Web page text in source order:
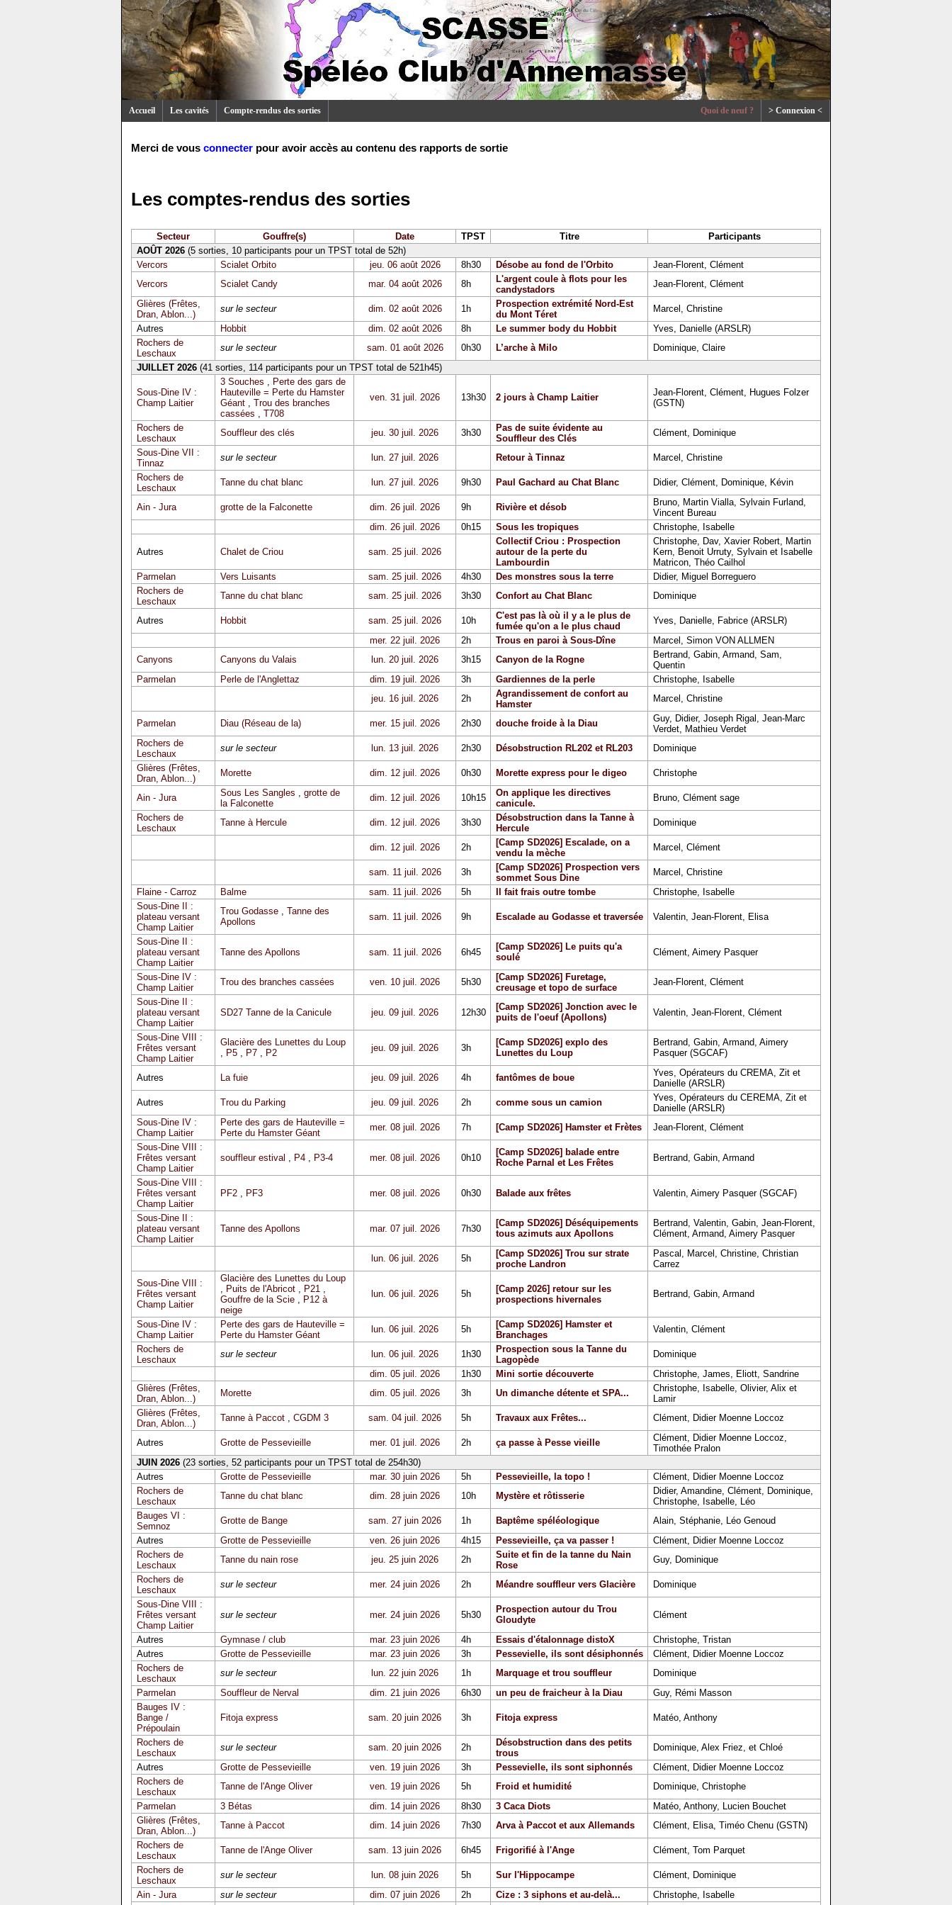
Accueil Les cavités Compte-rendus des sorties > Connexion <
Quoi de neuf ?
Merci de vous connecter pour avoir accès au contenu des rapports de sortie
Les comptes-rendus des sorties
Secteur Gouffre(s) Date TPST Titre
Participants
AOÛT 2026(5 sorties, 10 participants pour un TPST total de 52h)
Vercors
Scialet Orbito jeu. 06 août 2026 8h30 Désobe au fond de l'Orbito
Jean-Florent, Clément
Vercors
Scialet Candy mar. 04 août 2026 8h
L'argent coule à flots pour les
candystadors
Jean-Florent, Clément
Glières (Frêtes,
Dran, Ablon...)
sur le secteur dim. 02 août 2026 1h
Prospection extrémité Nord-Est
du Mont Téret
Marcel, Christine
Autres
Hobbit dim. 02 août 2026 8h Le summer body du Hobbit
Yves, Danielle (ARSLR)
Rochers de
Leschaux
sur le secteur sam. 01 août 2026 0h30 L’arche à Milo
Dominique, Claire
JUILLET 2026(41 sorties, 114 participants pour un TPST total de 521h45)
Sous-Dine IV :
Champ Laitier
3 Souches , Perte des gars de
Hauteville = Perte du Hamster
Géant, Trou des branches
cassées , T708
ven. 31 juil. 2026 13h30 2 jours à Champ Laitier
Jean-Florent, Clément, Hugues Folzer
(GSTN)
Rochers de
Leschaux
Souffleur des clés jeu. 30 juil. 2026 3h30
Pas de suite évidente au
Souffleur des Clés
Clément, Dominique
Sous-Dine VII :
Tinnaz
sur le secteur lun. 27 juil. 2026 Retour à Tinnaz
Marcel, Christine
Rochers de
Leschaux
Tanne du chat blanc lun. 27 juil. 2026 9h30 Paul Gachard au Chat Blanc Didier, Clément, Dominique, Kévin
Ain - Jura grotte de la Falconette dim. 26 juil. 2026 9h Rivière et désob
Bruno, Martin Vialla, Sylvain Furland,
Vincent Bureau
dim. 26 juil. 2026
0h15 Sous les tropiques Christophe, Isabelle
Autres Chalet de Criou sam. 25 juil. 2026
Collectif Criou : Prospection
autour de la perte du
Lambourdin
Christophe, Dav, Xavier Robert, Martin
Kern, Benoit Urruty, Sylvain et Isabelle
Matricon, Théo Cailhol
Parmelan
Vers Luisants sam. 25 juil. 2026 4h30 Des monstres sous la terre
Didier, Miguel Borreguero
Rochers de
Leschaux
Tanne du chat blanc sam. 25 juil. 2026 3h30 Confort au Chat Blanc Dominique
Autres Hobbit sam. 25 juil. 2026 10h
C'est pas là où il y a le plus de
fumée qu'on a le plus chaud
Yves, Danielle, Fabrice (ARSLR)
mer. 22 juil. 2026
2h Trous en paroi à Sous-Dîne
Marcel, Simon VON ALLMEN
Canyons
Canyons du Valais lun. 20 juil. 2026 3h15 Canyon de la Rogne
Bertrand, Gabin, Armand, Sam,
Quentin
Parmelan
Perle de l'Anglettaz dim. 19 juil. 2026 3h Gardiennes de la perle
Christophe, Isabelle
jeu. 16 juil. 2026
2h
Agrandissement de confort au
Hamster
Marcel, Christine
Parmelan Diau (Réseau de la) mer. 15 juil. 2026 2h30 douche froide à la Diau
Guy, Didier, Joseph Rigal, Jean-Marc
Verdet, Mathieu Verdet
Rochers de
Leschaux
sur le secteur lun. 13 juil. 2026 2h30 Désobstruction RL202 et RL203
Dominique
Glières (Frêtes,
Dran, Ablon...)
Morette dim. 12 juil. 2026 0h30 Morette express pour le digeo Christophe
Ain - Jura Sous Les Sangles , grotte de
la Falconette
dim. 12 juil. 2026 10h15
On applique les directives
canicule.
Bruno, Clément sage
Rochers de
Leschaux
Tanne à Hercule dim. 12 juil. 2026 3h30
Désobstruction dans la Tanne à
Hercule
Dominique
dim. 12 juil. 2026 2h
[Camp SD2026] Escalade, on a
vendu la mèche
Marcel, Clément
sam. 11 juil. 2026 3h
[Camp SD2026] Prospection vers
sommet Sous Dine
Marcel, Christine
Flaine - Carroz
Balme sam. 11 juil. 2026 5h Il fait frais outre tombe
Christophe, Isabelle
Sous-Dine II :
plateau versant
Champ Laitier
Trou Godasse, Tanne des
Apollons
sam. 11 juil. 2026 9h Escalade au Godasse et traversée Valentin, Jean-Florent, Elisa
Sous-Dine II :
plateau versant
Champ Laitier
Tanne des Apollons sam. 11 juil. 2026 6h45
[Camp SD2026] Le puits qu'a
soulé
Clément, Aimery Pasquer
Sous-Dine IV :
Champ Laitier
Trou des branches cassées ven. 10 juil. 2026 5h30
[Camp SD2026] Furetage,
creusage et topo de surface
Jean-Florent, Clément
Sous-Dine II :
plateau versant
Champ Laitier
SD27 Tanne de la Canicule jeu. 09 juil. 2026 12h30
[Camp SD2026] Jonction avec le
puits de l'oeuf (Apollons)
Valentin, Jean-Florent, Clément
Sous-Dine VIII :
Frêtes versant
Champ Laitier
Glacière des Lunettes du Loup
, P5, P7, P2 jeu. 09 juil. 2026 3h
[Camp SD2026] explo des
Lunettes du Loup
Bertrand, Gabin, Armand, Aimery
Pasquer (SGCAF)
Autres La fuie jeu. 09 juil. 2026 4h fantômes de boue
Yves, Opérateurs du CREMA, Zit et
Danielle (ARSLR)
Autres
Trou du Parking jeu. 09 juil. 2026 2h comme sous un camion
Yves, Opérateurs du CEREMA, Zit et
Danielle (ARSLR)
Sous-Dine IV :
Champ Laitier
Perte des gars de Hauteville =
Perte du Hamster Géant
mer. 08 juil. 2026 7h [Camp SD2026] Hamster et Frètes
Jean-Florent, Clément
Sous-Dine VIII :
Frêtes versant
Champ Laitier
souffleur estival , P4, P3-4 mer. 08 juil. 2026 0h10
[Camp SD2026] balade entre
Roche Parnal et Les Frêtes
Bertrand, Gabin, Armand
Sous-Dine VIII :
Frêtes versant
Champ Laitier
PF2, PF3 mer. 08 juil. 2026 0h30 Balade aux frêtes Valentin, Aimery Pasquer (SGCAF)
Sous-Dine II :
plateau versant
Champ Laitier
Tanne des Apollons mar. 07 juil. 2026 7h30
[Camp SD2026] Déséquipements
tous azimuts aux Apollons
Bertrand, Valentin, Gabin, Jean-Florent,
Clément, Armand, Aimery Pasquer
lun. 06 juil. 2026 5h
[Camp SD2026] Trou sur strate
proche Landron
Pascal, Marcel, Christine, Christian
Carrez
Sous-Dine VIII :
Frêtes versant
Champ Laitier
Glacière des Lunettes du Loup
, Puits de l'Abricot, P21,
Gouffre de la Scie, P12 à
neige
lun. 06 juil. 2026 5h
[Camp 2026] retour sur les
prospections hivernales
Bertrand, Gabin, Armand
Sous-Dine IV :
Champ Laitier
Perte des gars de Hauteville =
Perte du Hamster Géant
lun. 06 juil. 2026 5h
[Camp SD2026] Hamster et
Branchages
Valentin, Clément
Rochers de
Leschaux
sur le secteur lun. 06 juil. 2026 1h30
Prospection sous la Tanne du
Lagopède
Dominique
dim. 05 juil. 2026
1h30 Mini sortie découverte
Christophe, James, Eliott, Sandrine
Glières (Frêtes,
Dran, Ablon...)
Morette dim. 05 juil. 2026 3h Un dimanche détente et SPA...
Christophe, Isabelle, Olivier, Alix et
Lamir
Glières (Frêtes,
Dran, Ablon...)
Tanne à Paccot, CGDM 3 sam. 04 juil. 2026 5h Travaux aux Frêtes... Clément, Didier Moenne Loccoz
Autres Grotte de Pessevieille mer. 01 juil. 2026 2h ça passe à Pesse vieille
Clément, Didier Moenne Loccoz,
Timothée Pralon
JUIN 2026(23 sorties, 52 participants pour un TPST total de 254h30)
Autres
Grotte de Pessevieille mar. 30 juin 2026 5h Pessevieille, la topo !
Clément, Didier Moenne Loccoz
Rochers de
Leschaux
Tanne du chat blanc dim. 28 juin 2026 10h Mystère et rôtisserie
Didier, Amandine, Clément, Dominique,
Christophe, Isabelle, Léo
Bauges VI :
Semnoz
Grotte de Bange sam. 27 juin 2026 1h Baptême spéléologique
Alain, Stéphanie, Léo Genoud
Autres
Grotte de Pessevieille ven. 26 juin 2026 4h15 Pessevieille, ça va passer !
Clément, Didier Moenne Loccoz
Rochers de
Leschaux
Tanne du nain rose jeu. 25 juin 2026 2h
Suite et fin de la tanne du Nain
Rose
Guy, Dominique
Rochers de
Leschaux
sur le secteur mer. 24 juin 2026 2h Méandre souffleur vers Glacière
Dominique
Sous-Dine VIII :
Frêtes versant
Champ Laitier
sur le secteur mer. 24 juin 2026 5h30
Prospection autour du Trou
Gloudyte
Clément
Autres Gymnase / club mar. 23 juin 2026 4h Essais d'étalonnage distoX
Christophe, Tristan
Autres
Grotte de Pessevieille mar. 23 juin 2026 3h Pessevielle, ils sont désiphonnés
Clément, Didier Moenne Loccoz
Rochers de
Leschaux
sur le secteur lun. 22 juin 2026 1h Marquage et trou souffleur
Dominique
Parmelan
Souffleur de Nerval dim. 21 juin 2026 6h30 un peu de fraicheur à la Diau
Guy, Rémi Masson
Bauges IV :
Bange /
Prépoulain
Fitoja express sam. 20 juin 2026 3h Fitoja express Matéo, Anthony
Rochers de
Leschaux
sur le secteur sam. 20 juin 2026 2h
Désobstruction dans des petits
trous
Dominique, Alex Friez, et Chloé
Autres
Grotte de Pessevieille ven. 19 juin 2026 3h Pessevielle, ils sont siphonnés
Clément, Didier Moenne Loccoz
Rochers de
Leschaux
Tanne de l'Ange Oliver ven. 19 juin 2026 5h Froid et humidité
Dominique, Christophe
Parmelan
3 Bétas dim. 14 juin 2026 8h30 3 Caca Diots
Matéo, Anthony, Lucien Bouchet
Glières (Frêtes,
Dran, Ablon...)
Tanne à Paccot dim. 14 juin 2026 7h30 Arva à Paccot et aux Allemands
Clément, Elisa, Timéo Chenu (GSTN)
Rochers de
Leschaux
Tanne de l'Ange Oliver sam. 13 juin 2026 6h45 Frigorifié à l'Ange
Clément, Tom Parquet
Rochers de
Leschaux
sur le secteur lun. 08 juin 2026 5h Sur l'Hippocampe
Clément, Dominique
Ain - Jura
sur le secteur dim. 07 juin 2026 2h Cize : 3 siphons et au-delà...
Christophe, Isabelle